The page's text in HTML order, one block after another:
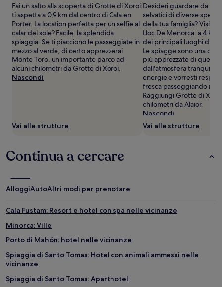
2
adulti.
Prezzi
e
disponibilità
possono
cambiare.
Potrebbero
essere
Fai un salto alla scoperta di Grotte di Xoroi:
ti aspetta a 0,9 km dal centro di Cala en
Porter. La location perfetta per un selfie al
calar del sole? Facile: la splendida
spiaggia. Se ti piacciono le passeggiate in
mezzo al verde, di certo apprezzerai
Monte Toro, un importante parco ad
alcuni chilometri da Grotte di Xoroi.
Nascondi
Vai alle strutture
Desideri guardare da
selvatici di diverse
della tua famiglia? Visita
Lloc De Menorca: a 4 km
dei principali luoghi di
Le spiagge sono una
più apprezzate di questa
dall'atmosfera tranquilla.
energie e vorresti
fresca passeggiando nel
Raggiungi Grotte di
chilometri da Alaior.
Nascondi
Vai alle strutture
Continua a cercare
AlloggiAutoAltri modi per prenotare
Cala Fustam: Resort e hotel con spa nelle vicinanze
Minorca: Ville
Porto di Mahón: hotel nelle vicinanze
Spiaggia di Santo Tomas: Hotel con animali ammessi nelle
vicinanze
Spiaggia di Santo Tomas: Aparthotel